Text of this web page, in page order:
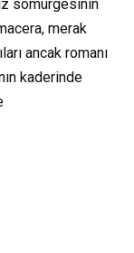
sömürgesinin
merak
ancak romanı
kaderinde